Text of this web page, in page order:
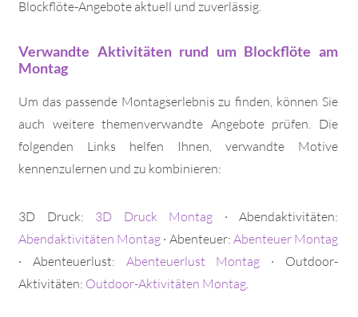
Blockflöte-Angebote aktuell und zuverlässig.
Verwandte Aktivitäten rund um Blockflöte am
Montag
Um das passende Montagserlebnis zu finden, können Sie
auch weitere themenverwandte Angebote prüfen. Die
folgenden Links helfen Ihnen, verwandte Motive
kennenzulernen und zu kombinieren:
3D Druck: 3D Druck Montag · Abendaktivitäten:
Abendaktivitäten Montag · Abenteuer: Abenteuer Montag
· Abenteuerlust: Abenteuerlust Montag · Outdoor-
Aktivitäten: Outdoor-Aktivitäten Montag.